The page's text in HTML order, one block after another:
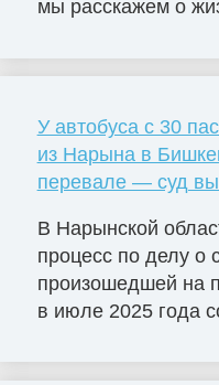
мы расскажем о
У автобуса с 30
из Нарына в
перевале — суд
В Нарынской
процесс по делу о
произошедшей на
в июле 2025 года